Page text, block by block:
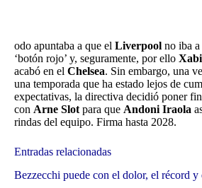
odo apuntaba a que el Liverpool no iba a
‘botón rojo’ y, seguramente, por ello
acabó en el Chelsea. Sin embargo, una
una temporada que ha estado lejos de
expectativas, la directiva decidió poner
con Arne Slot para que Andoni Iraola
rindas del equipo. Firma hasta 2028.
Entradas relacionadas
Bezzecchi puede con el dolor, el récord y